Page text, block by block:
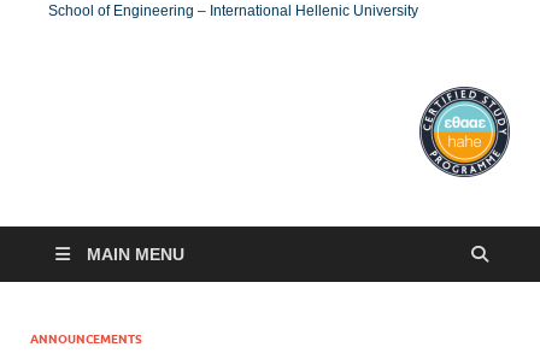
School of Engineering – International Hellenic University
MAIN MENU
ANNOUNCEMENTS